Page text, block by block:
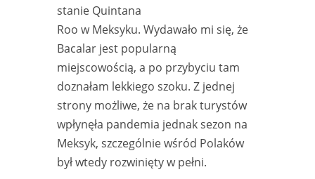
stanie Quintana
Roo wMeksyku. Wydawało mi się, że
Bacalar jest popularną
miejscowością, a po przybyciu tam
doznałam lekkiego szoku. Z jednej
strony możliwe, że na brak turystów
wpłynęła pandemia jednak sezon na
Meksyk, szczególnie wśród Polaków
był wtedy rozwinięty w pełni.